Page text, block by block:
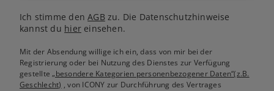
Ich stimme denAGB zu. Die Datenschutzhinweise
kannst du hiereinsehen.
Mit der Absendung willige ich ein, dass von mir bei der
Registrierung oder bei Nutzung des Dienstes zur Verfügung
gestellte„besondere Kategorien personenbezogener Daten“(z.B.
Geschlecht) , von ICONY zur Durchführung des Vertrages